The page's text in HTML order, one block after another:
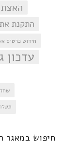
התקנת
חידוש כרטיס
עדכון
חיפוש במאגר
חיפוש